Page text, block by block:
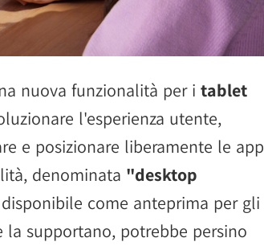
nuova funzionalità per i tablet
l'esperienza utente,
e posizionare liberamente le app
denominata "desktop
come anteprima per gli
supportano, potrebbe persino